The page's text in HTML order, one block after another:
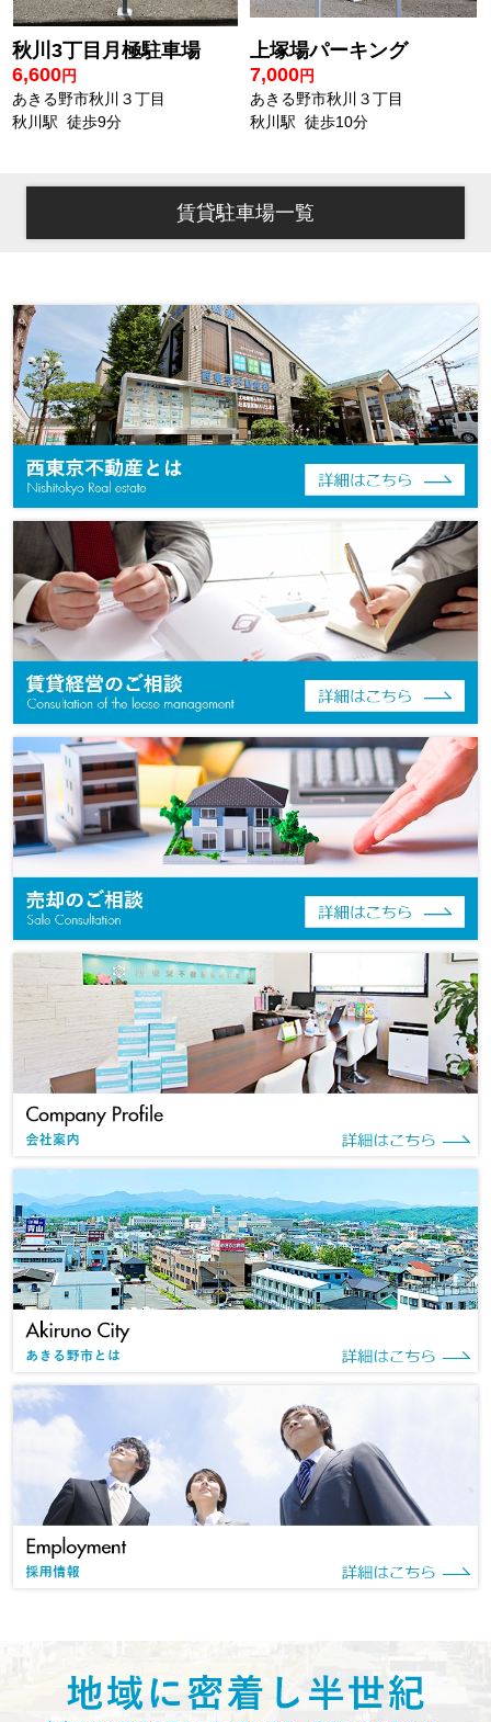
秋川3丁目月極駐車場
6,600円
あきる野市秋川３丁目
秋川駅 徒歩9分
上塚場パーキング
7,000円
あきる野市秋川３丁目
秋川駅 徒歩10分
賃貸駐車場一覧